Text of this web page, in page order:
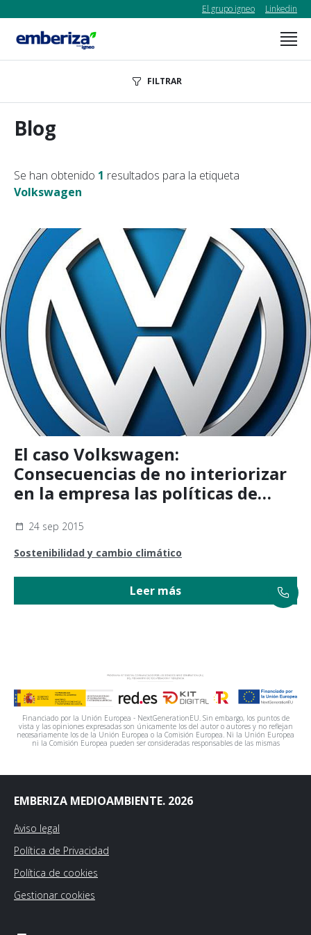
El grupo igneo Linkedin
FILTRAR
Blog
Se han obtenido 1 resultados para la etiqueta
Volkswagen
El caso Volkswagen:
Consecuencias de no interiorizar
en la empresa las políticas de
24 sep 2015
Sostenibilidad y cambio climático
Leer más
Financiado por la Unión Europea - NextGenerationEU. Sin embargo, los puntos de
vista y las opiniones expresadas son únicamente los del autor o autores y no reflejan
necesariamente los de la Unión Europea o la Comisión Europea. Ni la Unión Europea
ni la Comisión Europea pueden ser consideradas responsables de las mismas
EMBERIZA MEDIOAMBIENTE. 2026
Aviso legal
Política de Privacidad
Política de cookies
Gestionar cookies